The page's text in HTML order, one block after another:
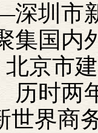
圳市
集国内
京市
历时两
世界商